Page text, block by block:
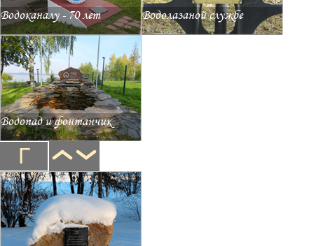
Водоканалу - 70 лет Водолазаной службе
Водопад и фонтанчик
Г